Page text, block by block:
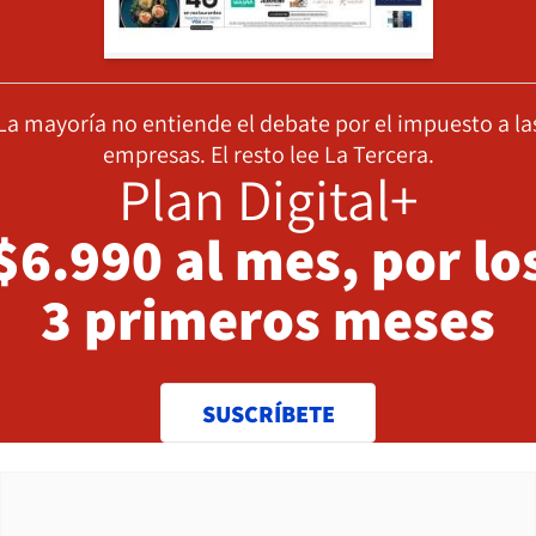
mayoría no entiende el debate por el impuesto a
empresas. El resto lee La Tercera.
Plan Digital+
al mes, por
3 primeros meses
SUSCRÍBETE